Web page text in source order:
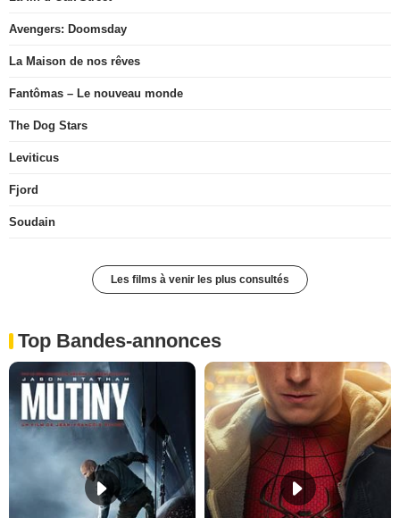
Avengers: Doomsday
La Maison de nos rêves
Fantômas – Le nouveau monde
The Dog Stars
Leviticus
Fjord
Soudain
Les films à venir les plus consultés
Top Bandes-annonces